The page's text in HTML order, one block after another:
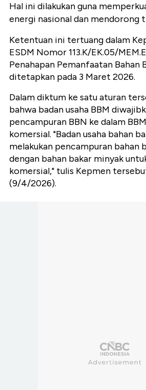
Hal ini dilakukan guna
energi nasional dan mendorong
Ketentuan ini tertuang dalam
ESDM Nomor 113.K/EK.05/
Penahapan Pemanfaatan Bahan
ditetapkan pada 3 Maret 2026.
Dalam diktum ke satu aturan
bahwa badan usaha BBM
pencampuran BBN ke dalam
komersial. "Badan usaha bahan
melakukan pencampuran bahan
dengan bahan bakar minyak
komersial," tulis Kepmen
(9/4/2026).